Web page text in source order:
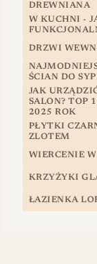
DREWNIANA
W KUCHNI -
DRZWI
ŚCIAN DO
JAK
SALON? TOP
2025 ROK
PŁYTKI
ZLOTEM
WIERCENIE
KRZYŻYKI
ŁAZIENKA